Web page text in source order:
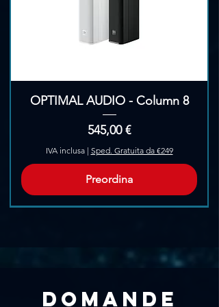
OPTIMAL AUDIO - Column 8
Prezzo
545,00 €
IVA inclusa| Sped. Gratuita da €249
Preordina
Domande